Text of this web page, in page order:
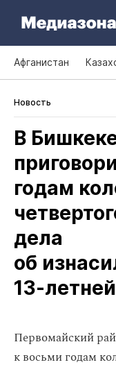
Афганистан
Новость
В
годам
дела
об
13‑летней
Первомайский
к восьми годам